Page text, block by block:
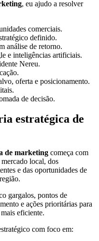
, eu ajudo a resolver
comerciais.
definido.
análise de retorno.
e inteligências artificiais.
Nereu.
oferta e posicionamento.
de decisão.
estratégica de
de marketing começa com
local, dos
e das oportunidades de
gargalos, pontos de
e ações prioritárias para
eficiente.
com foco em: